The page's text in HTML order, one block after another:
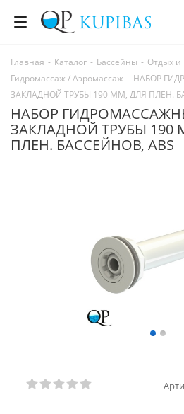
Главная - Каталог - Бассейны - Отдых и
Гидромассаж / Аэромассаж - НАБОР
ЗАКЛАДНОЙ ТРУБЫ 190 ММ, ДЛЯ ПЛЕН.
НАБОР
ЗАКЛАДНОЙ ТРУБЫ 190
ПЛЕН. БАССЕЙНОВ, ABS